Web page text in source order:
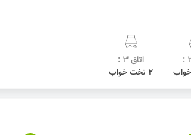
اتاق 3 :
2 تخت خواب